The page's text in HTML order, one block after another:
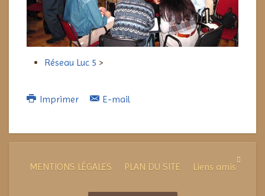
Réseau Luc 5 >
Imprimer E-mail
MENTIONS LÉGALES PLAN DU SITE Liens amis